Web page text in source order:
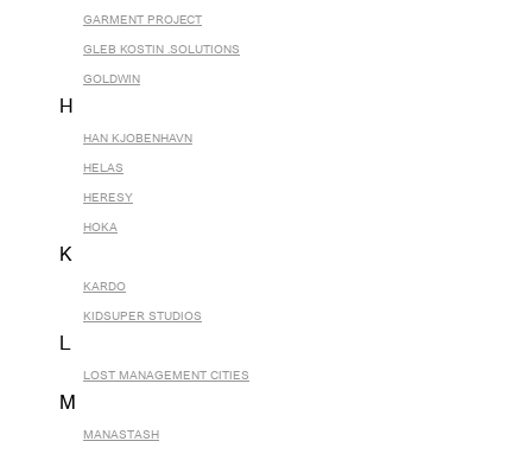
GARMENT PROJECT
GLEB KOSTIN .SOLUTIONS
GOLDWIN
H
HAN KJOBENHAVN
HELAS
HERESY
HOKA
K
KARDO
KIDSUPER STUDIOS
L
LOST MANAGEMENT CITIES
M
MANASTASH